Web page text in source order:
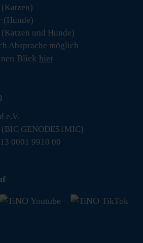
(Hunde)
und Hunde)
Absprache möglich
Blick hier
e.V.
GENODE51MIC)
0001 9910 00